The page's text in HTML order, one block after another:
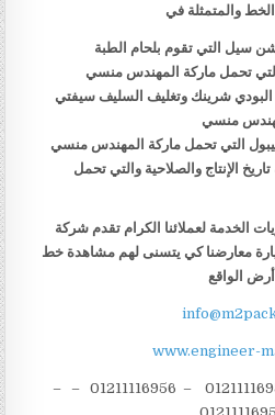
والمتمثلة في
سيل التي تقوم بلحام الطبة
تحمل ماركة المهندس منسي
البودي شرينك وتغليف السليف سيفتي
منسي
التي تحمل ماركة المهندس منسي
الإنتاج والصلاحية والتي تحمل
الخدمة لعملائنا الكرام تقدم شركة
معارضنا كي يتسنى لهم مشاهدة خط
أرض الواقع
www.engineer-
موبايل: 01211116954 – 01211116955 – 01211116956 – –